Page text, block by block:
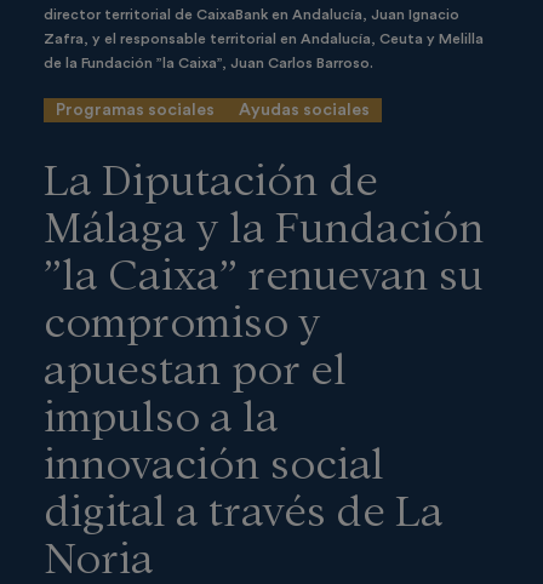
director territorial de CaixaBank en Andalucía, Juan Ignacio
Zafra, y el responsable territorial en Andalucía, Ceuta y Melilla
de la Fundación ”la Caixa”, Juan Carlos Barroso.
Programas sociales Ayudas sociales
La Diputación de
Málaga y la Fundación
”la Caixa” renuevan su
compromiso y
apuestan por el
impulso a la
innovación social
digital a través de La
Noria